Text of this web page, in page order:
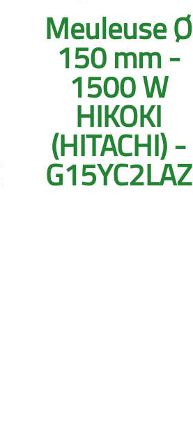
Meuleuse Ø
150 mm -
1500 W
HIKOKI
(HITACHI) -
G15YC2LAZ